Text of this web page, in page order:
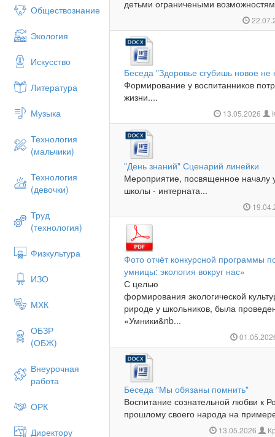
Обществознание
Экология
Искусство
Литература
Музыка
Технология
(мальчики)
Технология
(девочки)
Труд
(технология)
Физкультура
ИЗО
МХК
ОБЗР
(ОБЖ)
Внеурочная
работа
ОРК
Директору
детьми ограничеными
Беседа "Здоровье сгубишь новое не
Формирование у воспитанников
жизни....
13.05.2026
"День знаний" Сценарий линейки
Мероприятие, посвященное началу
школы - интерната...
Фото отчёт конкурсной программы
умницы: экология вокруг нас»
С целью
формирования экологической
рироде у школьников, была
«Умники&nb...
Беседа "Мы обязаны помнить"
Воспитание сознательной любви к
прошлому своего народа на
13.05.2026